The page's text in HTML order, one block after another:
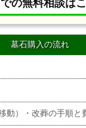
の無料相談は
墓石購入の流れ
動）・改葬の手順と